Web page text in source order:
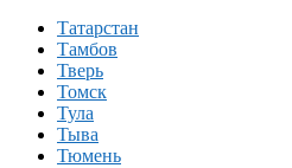
Татарстан
Тамбов
Тверь
Томск
Тула
Тыва
Тюмень